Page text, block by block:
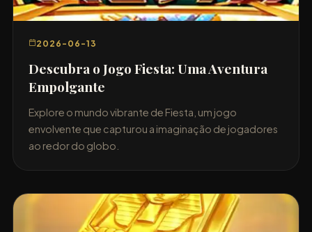
2026-06-13
Descubra o Jogo Fiesta: Uma Aventura
Empolgante
Explore o mundo vibrante de Fiesta, um jogo
envolvente que capturou a imaginação de jogadores
ao redor do globo.